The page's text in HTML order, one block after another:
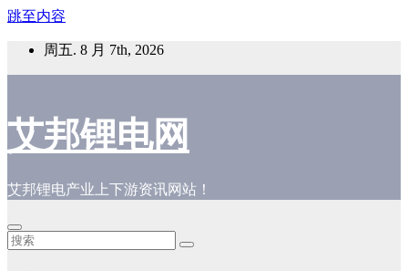
跳至内容
周五. 8 月 7th, 2026
艾邦锂电网
艾邦锂电产业上下游资讯网站！